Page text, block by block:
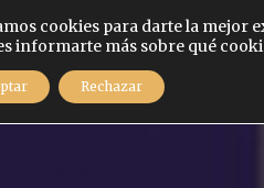
MENÚ
Español
cookies para darte la mejor
informarte más sobre qué
Rechazar